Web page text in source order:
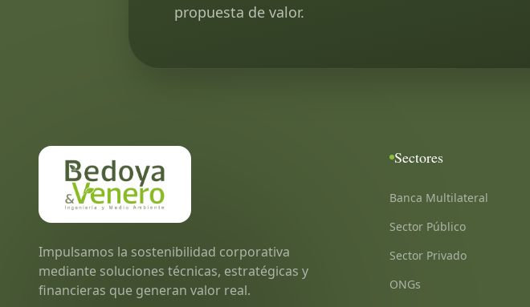
propuesta de valor.
Impulsamos la sostenibilidad corporativa
mediante soluciones técnicas, estratégicas y
financieras que generan valor real.
Sectores
Banca Multilateral
Sector Público
Sector Privado
ONGs